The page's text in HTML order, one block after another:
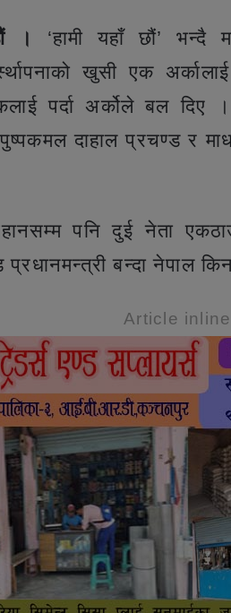
।
‘हामी यहाँ छौं’
खुसी एक
पर्दा अर्कोले बल दिए
दाहाल प्रचण्ड र
पनि दुई नेता
बन्दा नेपाल
Article